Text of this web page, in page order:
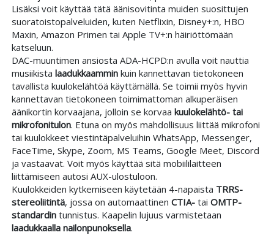
Lisäksi voit käyttää tätä äänisovitinta muiden suosittujen
suoratoistopalveluiden, kuten Netflixin, Disney+:n, HBO
Maxin, Amazon Primen tai Apple TV+:n häiriöttömään
katseluun.
DAC-muuntimen ansiosta ADA-HCPD:n avulla voit nauttia
musiikista laadukkaamminkuin kannettavan tietokoneen
tavallista kuulokelähtöä käyttämällä. Se toimii myös hyvin
kannettavan tietokoneen toimimattoman alkuperäisen
äänikortin korvaajana, jolloin se korvaa kuulokelähtö- tai
mikrofonitulon. Etuna on myös mahdollisuus liittää mikrofoni
tai kuulokkeet viestintäpalveluihin WhatsApp, Messenger,
FaceTime, Skype, Zoom, MS Teams, Google Meet, Discord
ja vastaavat. Voit myös käyttää sitä mobiililaitteen
liittämiseen autosi AUX-ulostuloon.
Kuulokkeiden kytkemiseen käytetään 4-napaista TRRS-
stereoliitintä, jossa on automaattinen CTIA-tai OMTP-
standardintunnistus. Kaapelin lujuus varmistetaan
laadukkaalla nailonpunoksella.